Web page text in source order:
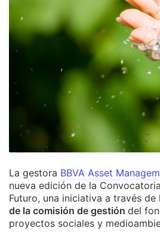
La gestora BBVA Asset
nueva edición de la
Futuro, una iniciativa a través de
de la comisión de gestión del
proyectos sociales y